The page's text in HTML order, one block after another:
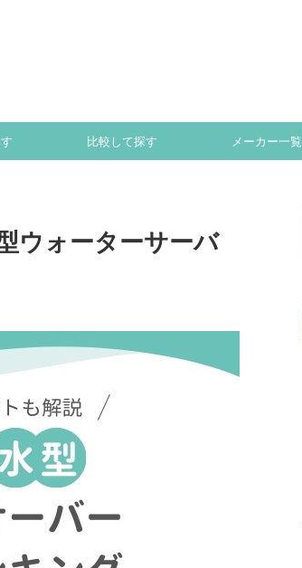
比較して探す メーカー一覧
ウォーターサーバ